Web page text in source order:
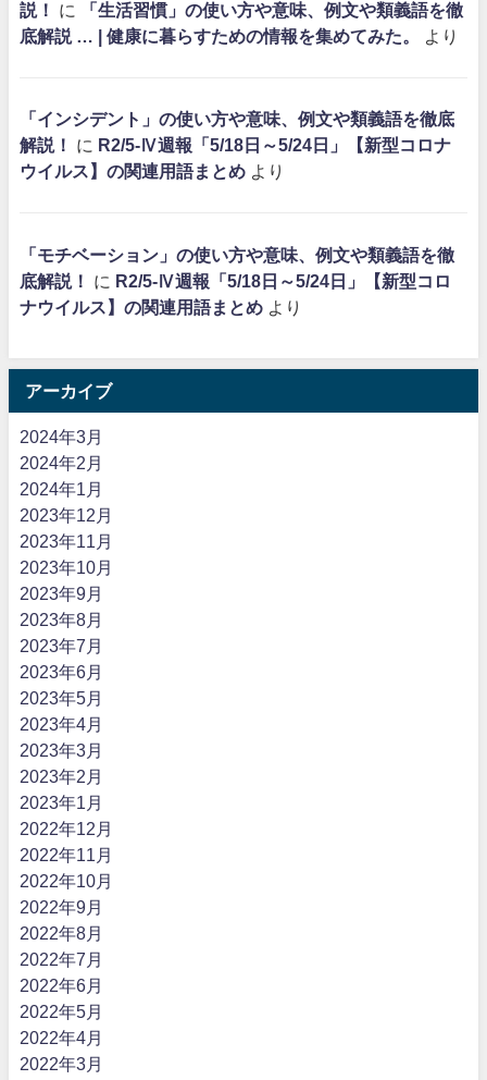
説！
に
「生活習慣」の使い方や意味、例文や類義語を徹
底解説 … | 健康に暮らすための情報を集めてみた。
より
「インシデント」の使い方や意味、例文や類義語を徹底
解説！
に R2/5-Ⅳ週報「5/18日～5/24日」【新型コロナ
ウイルス】の関連用語まとめ より
「モチベーション」の使い方や意味、例文や類義語を徹
底解説！
に R2/5-Ⅳ週報「5/18日～5/24日」【新型コロ
ナウイルス】の関連用語まとめ より
アーカイブ
2024年3月
2024年2月
2024年1月
2023年12月
2023年11月
2023年10月
2023年9月
2023年8月
2023年7月
2023年6月
2023年5月
2023年4月
2023年3月
2023年2月
2023年1月
2022年12月
2022年11月
2022年10月
2022年9月
2022年8月
2022年7月
2022年6月
2022年5月
2022年4月
2022年3月